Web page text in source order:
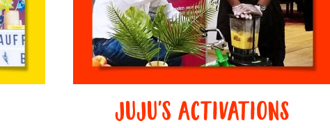
JUJU'S Activations